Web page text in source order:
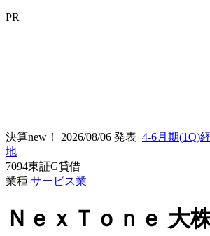
PR
決算new！ 2026/08/06 発表 4-6月期(1Q)
地
7094東証G貸借
業種 サービス業
ＮｅｘＴｏｎｅ 大